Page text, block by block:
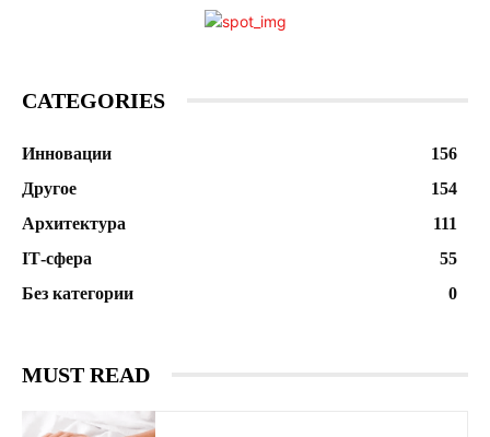
CATEGORIES
Инновации
156
Другое
154
Архитектура
111
ІТ-сфера
55
Без категории
0
MUST READ